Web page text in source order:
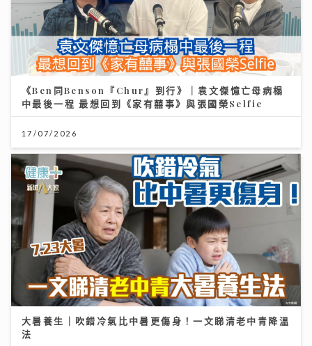
《Ben同Benson『Chur』到行》｜袁文傑憶亡母病榻
中最後一程 最想回到《家有囍事》與張國榮Selfie
17/07/2026
大暑養生｜吹錯冷氣比中暑更傷身！一文睇清老中青降溫
法